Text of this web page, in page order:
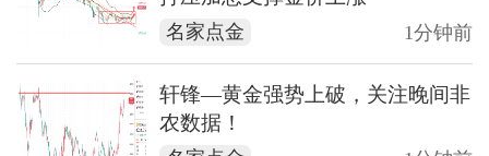
名家点金 1分钟前
轩锋—黄金强势上破，关注晚间非
农数据！